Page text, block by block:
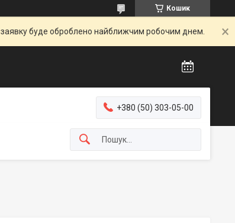
Кошик
буде оброблено найближчим робочим днем.
+380 (50) 303-05-00